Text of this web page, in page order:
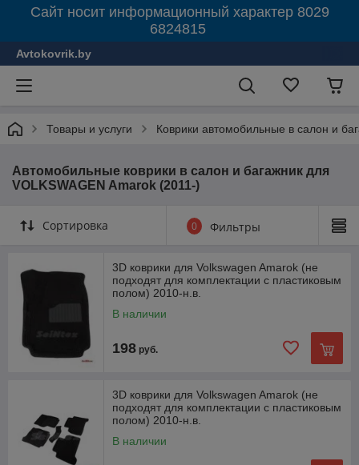
Сайт носит информационный характер 8029
6824815
Avtokovrik.by
Товары и услуги Коврики автомобильные в салон и
Автомобильные коврики в салон и багажник для
VOLKSWAGEN Amarok (2011-)
Сортировка 0 Фильтры
3D коврики для Volkswagen Amarok (не
подходят для комплектации с пластиковым
полом) 2010-н.в.
В наличии
198 руб.
3D коврики для Volkswagen Amarok (не
подходят для комплектации с пластиковым
полом) 2010-н.в.
В наличии